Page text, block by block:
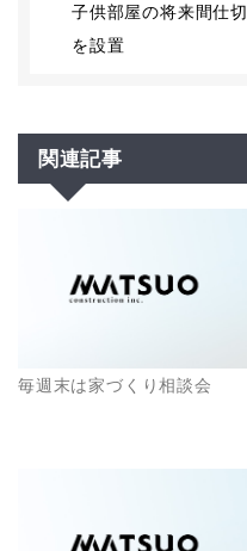
子供部屋の将来間仕切
を設置
関連記事
毎週末は家づくり相談会